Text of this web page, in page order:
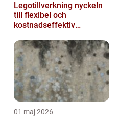
Legotillverkning nyckeln
till flexibel och
kostnadseffektiv
01 maj 2026